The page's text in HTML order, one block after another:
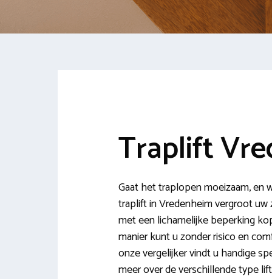
Traplift
Gaat het traplopen moeizaam, en
traplift in Vredenheim vergroot
met een lichamelijke beperking
manier kunt u zonder risico en
onze vergelijker vindt u handige
meer over de verschillende type